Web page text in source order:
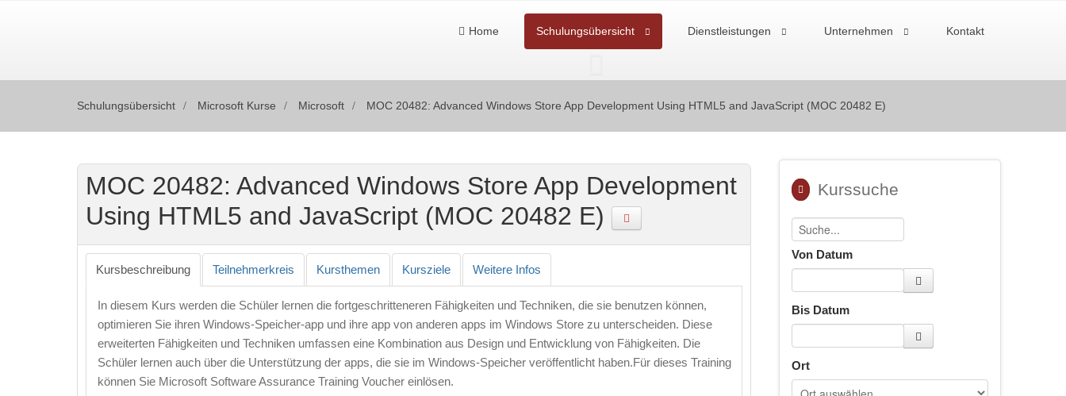
Home Schulungsübersicht Dienstleistungen Unternehmen Kontakt
Schulungsübersicht Microsoft Kurse Microsoft MOC 20482: Advanced Windows Store App Development Using HTML5 and JavaScript (MOC 20482 E)
MOC 20482: Advanced Windows Store App Development
Using HTML5 and JavaScript (MOC 20482 E)
Kursbeschreibung Teilnehmerkreis Kursthemen Kursziele Weitere Infos
In diesem Kurs werden die Schüler lernen die fortgeschritteneren Fähigkeiten und Techniken, die sie benutzen können,
optimieren Sie ihren Windows-Speicher-app und ihre app von anderen apps im Windows Store zu unterscheiden. Diese
erweiterten Fähigkeiten und Techniken umfassen eine Kombination aus Design und Entwicklung von Fähigkeiten. Die
Schüler lernen auch über die Unterstützung der apps, die sie im Windows-Speicher veröffentlicht haben.Für dieses Training
können Sie Microsoft Software Assurance Training Voucher einlösen.
Kurssuche
Von Datum
Bis Datum
Ort